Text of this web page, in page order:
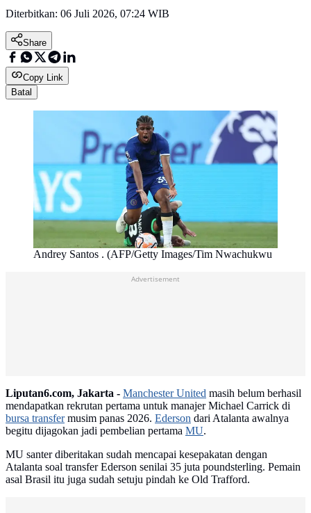
Diterbitkan: 06 Juli 2026, 07:24 WIB
Share
Copy Link
Batal
Andrey Santos . (AFP/Getty Images/Tim Nwachukwu
Advertisement
Liputan6.com, Jakarta - Manchester United masih belum berhasil
mendapatkan rekrutan pertama untuk manajer Michael Carrick di
bursa transfermusim panas 2026. Ederson dari Atalanta awalnya
begitu dijagokan jadi pembelian pertama MU.
MU santer diberitakan sudah mencapai kesepakatan dengan
Atalanta soal transfer Ederson senilai 35 juta poundsterling. Pemain
asal Brasil itu juga sudah setuju pindah ke Old Trafford.